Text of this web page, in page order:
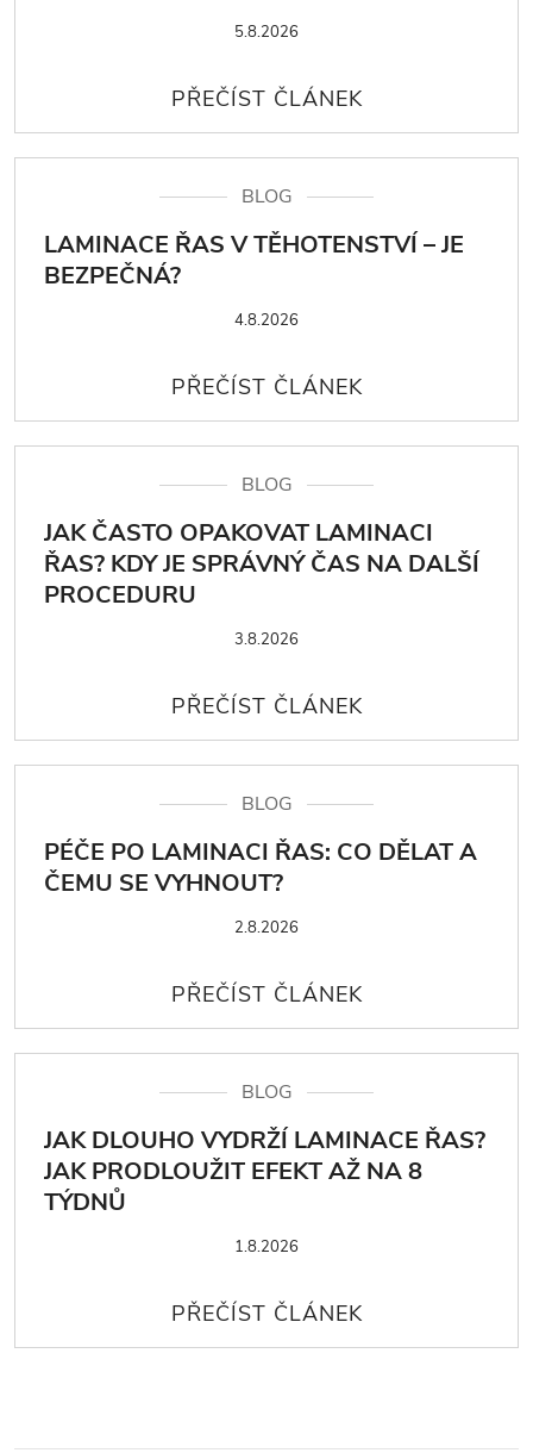
5.8.2026
BLOG
LAMINACE ŘAS V TĚHOTENSTVÍ – JE
BEZPEČNÁ?
4.8.2026
BLOG
JAK ČASTO OPAKOVAT LAMINACI
ŘAS? KDY JE SPRÁVNÝ ČAS NA DALŠÍ
PROCEDURU
3.8.2026
BLOG
PÉČE PO LAMINACI ŘAS: CO DĚLAT A
ČEMU SE VYHNOUT?
2.8.2026
BLOG
JAK DLOUHO VYDRŽÍ LAMINACE ŘAS?
JAK PRODLOUŽIT EFEKT AŽ NA 8
TÝDNŮ
1.8.2026